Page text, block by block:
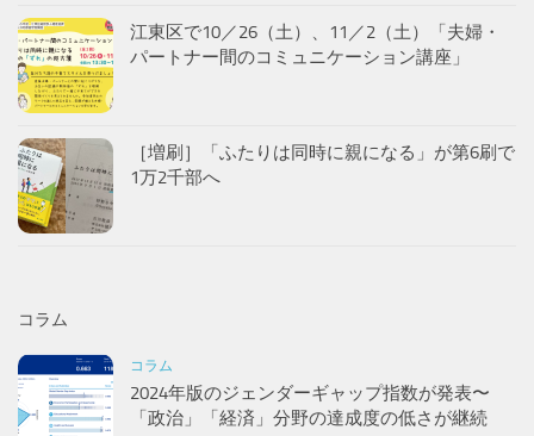
江東区で10／26（土）、11／2（土）「夫婦・
パートナー間のコミュニケーション講座」
［増刷］「ふたりは同時に親になる」が第6刷で
1万2千部へ
コラム
コラム
2024年版のジェンダーギャップ指数が発表〜
「政治」「経済」分野の達成度の低さが継続